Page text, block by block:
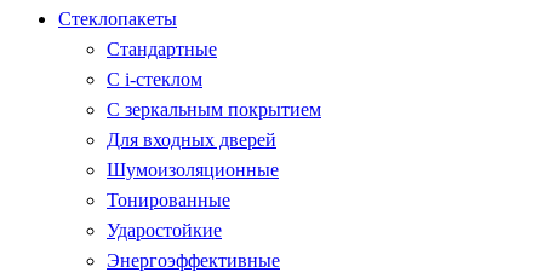
Стеклопакеты
Стандартные
С i-стеклом
С зеркальным покрытием
Для входных дверей
Шумоизоляционные
Тонированные
Ударостойкие
Энергоэффективные